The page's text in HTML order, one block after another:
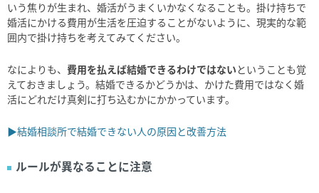
いう焦りが生まれ、婚活がうまくいかなくなることも。掛け持ちで
婚活にかける費用が生活を圧迫することがないように、現実的な範
囲内で掛け持ちを考えてみてください。
なによりも、 費用を払えば結婚できるわけではない ということも覚
えておきましょう。結婚できるかどうかは、かけた費用ではなく婚
活にどれだけ真剣に打ち込むかにかかっています。
▶結婚相談所で結婚できない人の原因と改善方法
ルールが異なることに注意